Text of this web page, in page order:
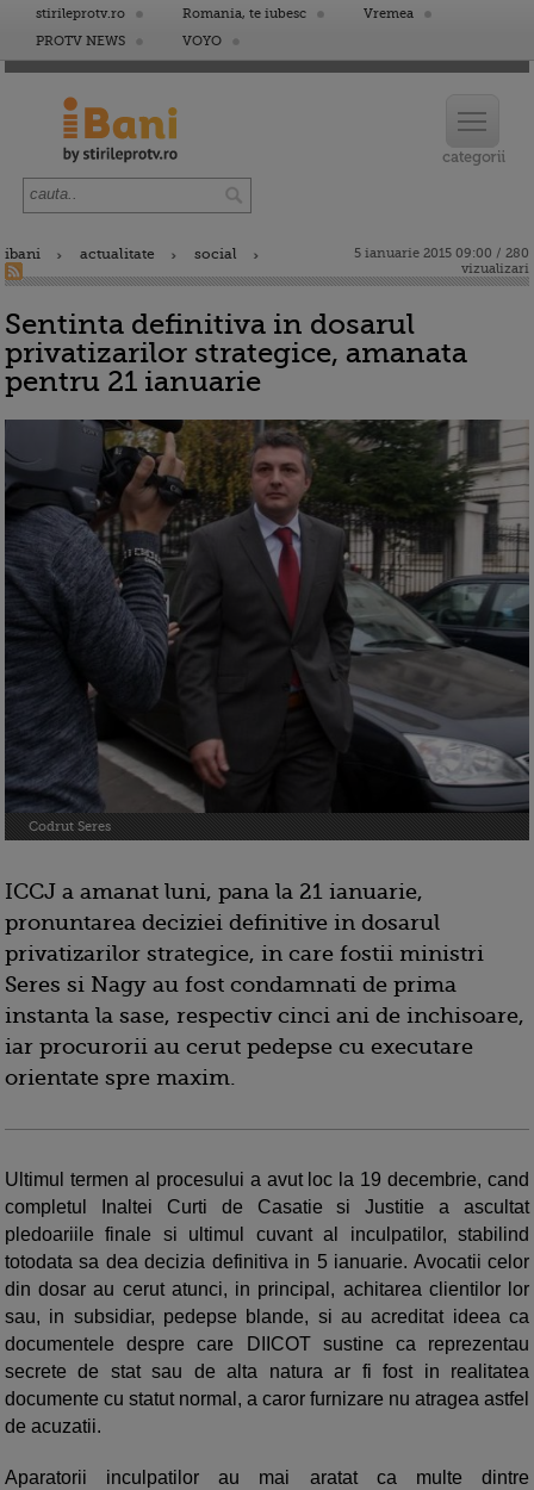
stirileprotv.ro Romania, te iubesc
Vremea
PROTV NEWS
VOYO
ibani actualitate social
5 ianuarie 2015 09:00 / 280
vizualizari
Sentinta definitiva in dosarul
privatizarilor strategice, amanata
pentru 21 ianuarie
Codrut Seres
ICCJ a amanat luni, pana la 21 ianuarie,
pronuntarea deciziei definitive in dosarul
privatizarilor strategice, in care fostii ministri
Seres si Nagy au fost condamnati de prima
instanta la sase, respectiv cinci ani de inchisoare,
iar procurorii au cerut pedepse cu executare
orientate spre maxim.
Ultimul termen al procesului a avut loc la 19 decembrie, cand
completul Inaltei Curti de Casatie si Justitie a ascultat
pledoariile finale si ultimul cuvant al inculpatilor, stabilind
totodata sa dea decizia definitiva in 5 ianuarie. Avocatii celor
din dosar au cerut atunci, in principal, achitarea clientilor lor
sau, in subsidiar, pedepse blande, si au acreditat ideea ca
documentele despre care DIICOT sustine ca reprezentau
secrete de stat sau de alta natura ar fi fost in realitatea
documente cu statut normal, a caror furnizare nu atragea astfel
de acuzatii.
Aparatorii inculpatilor au mai aratat ca multe dintre